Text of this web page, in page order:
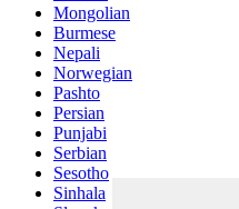
Mongolian
Burmese
Nepali
Norwegian
Pashto
Persian
Punjabi
Serbian
Sesotho
Sinhala